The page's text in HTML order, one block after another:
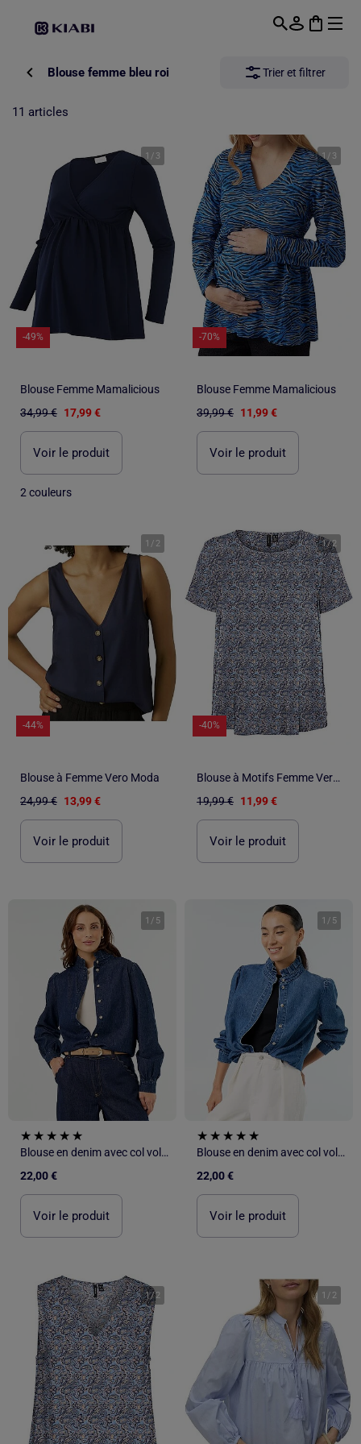
Blouse femme bleu roi Trier et filtrer
11 articles
1 / 3
-49%
Blouse Femme Mamalicious
34,99 € 17,99 €
Voir le produit
2 couleurs
1 / 3
-70%
Blouse Femme Mamalicious
39,99 € 11,99 €
Voir le produit
1 / 2
-44%
Blouse à Femme Vero Moda
24,99 € 13,99 €
Voir le produit
1/2
-40%
Blouse à Motifs Femme Vero Moda
19,99 € 11,99 €
Voir le produit
1 / 5
Blouse en denim avec col volanté
22,00 €
Voir le produit
1 / 5
Blouse en denim avec col volanté
22,00 €
Voir le produit
1/2 1 / 2